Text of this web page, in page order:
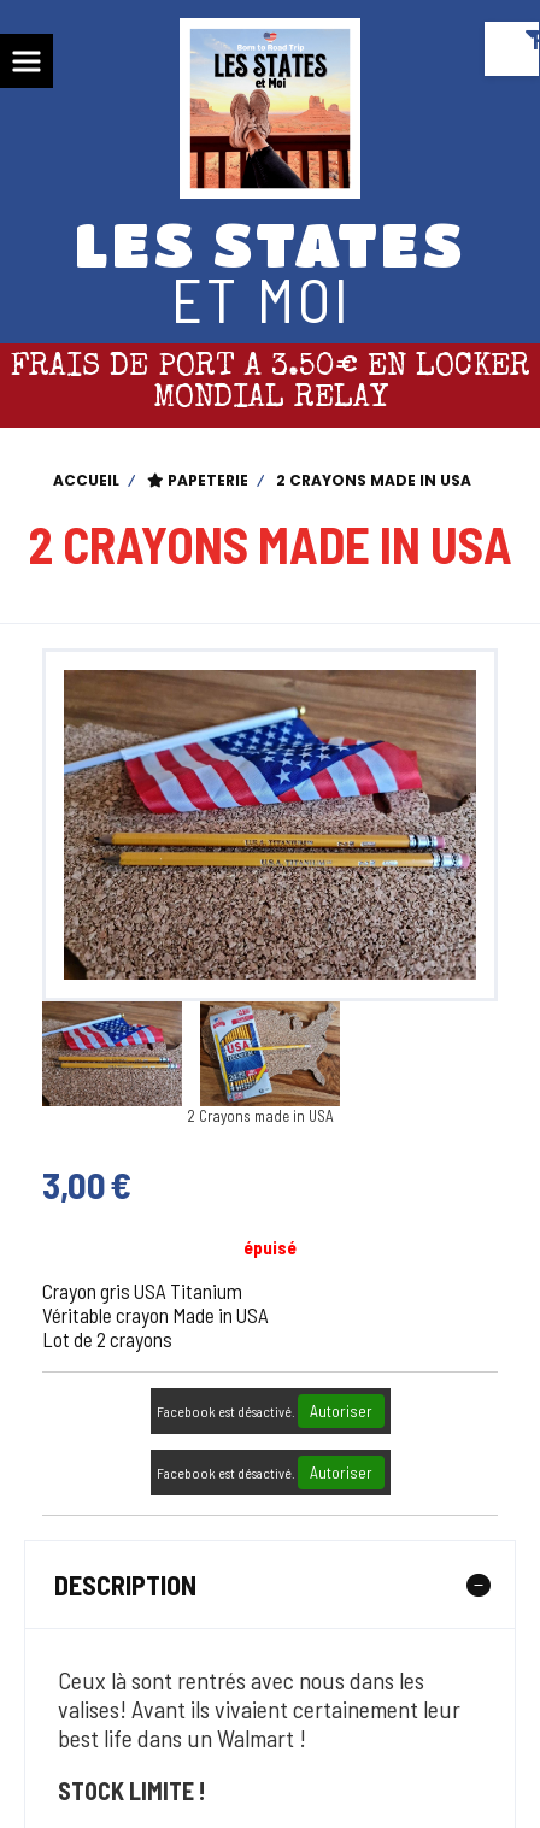
LES STATES
ET MOI
FRAIS DE PORT A 3.50€ EN LOCKER
MONDIAL RELAY
ACCUEIL PAPETERIE 2 CRAYONS MADE IN USA
2 CRAYONS MADE IN USA
2 Crayons made in USA
3,00€
épuisé
Crayon gris USA Titanium
Véritable crayon Made in USA
Lot de 2 crayons
Facebook est désactivé. Autoriser
Facebook est désactivé. Autoriser
DESCRIPTION
Ceux là sont rentrés avec nous dans les
valises! Avant ils vivaient certainement leur
best life dans un Walmart !
STOCK LIMITE !